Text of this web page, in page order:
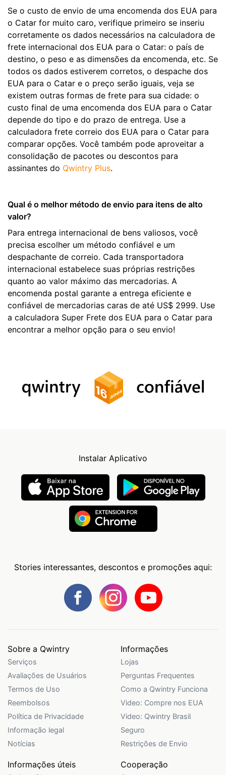
Se o custo de envio de uma encomenda dos EUA para
o Catar for muito caro, verifique primeiro se inseriu
corretamente os dados necessários na calculadora de
frete internacional dos EUA para o Catar: o país de
destino, o peso e as dimensões da encomenda, etc. Se
todos os dados estiverem corretos, o despache dos
EUA para o Catar e o preço serão iguais, veja se
existem outras formas de frete para sua cidade: o
custo final de uma encomenda dos EUA para o Catar
depende do tipo e do prazo de entrega. Use a
calculadora frete correio dos EUA para o Catar para
comparar opções. Você também pode aproveitar a
consolidação de pacotes ou descontos para
assinantes do Qwintry Plus.
Qual é o melhor método de envio para itens de alto
valor?
Para entrega internacional de bens valiosos, você
precisa escolher um método confiável e um
despachante de correio. Cada transportadora
internacional estabelece suas próprias restrições
quanto ao valor máximo das mercadorias. A
encomenda postal garante a entrega eficiente e
confiável de mercadorias caras de até US$ 2999. Use
a calculadora Super Frete dos EUA para o Catar para
encontrar a melhor opção para o seu envio!
Instalar Aplicativo
Stories interessantes, descontos e promoções aqui:
Sobre a Qwintry
Serviços
Avaliações de Usuários
Termos de Uso
Reembolsos
Política de Privacidade
Informação legal
Notícias
Informações
Lojas
Perguntas Frequentes
Como a Qwintry Funciona
Video: Compre nos EUA
Video: Qwintry Brasil
Seguro
Restrições de Envio
Informações úteis Cooperação